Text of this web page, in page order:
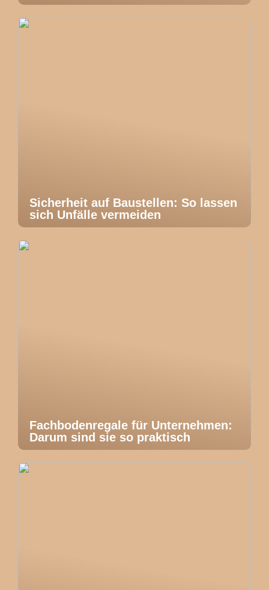
Sicherheit auf Baustellen: So lassen
sich Unfälle vermeiden
Fachbodenregale für Unternehmen:
Darum sind sie so praktisch